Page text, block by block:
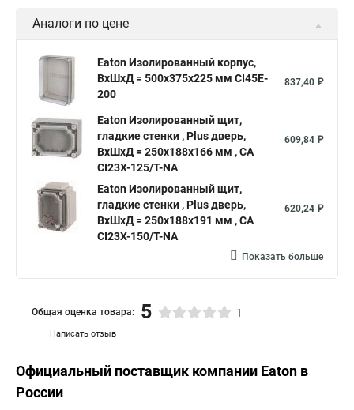
Аналоги по цене
Eaton Изолированный корпус,
ВхШхД = 500x375x225 мм CI45E-
200
837,40 ₽
Eaton Изолированный щит,
гладкие стенки , Plus дверь,
ВхШхД = 250x188x166 мм , СА
CI23X-125/T-NA
609,84 ₽
Eaton Изолированный щит,
гладкие стенки , Plus дверь,
ВхШхД = 250x188x191 мм , СА
CI23X-150/T-NA
620,24 ₽
Показать больше
Написать отзыв
Общая оценка товара: 5 1
Официальный поставщик компании Eaton в
России